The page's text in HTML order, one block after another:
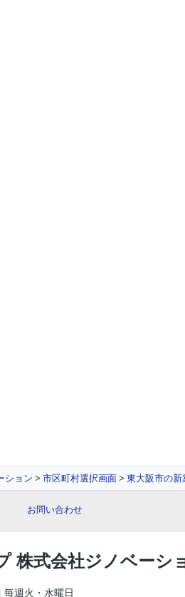
ション 市区町村選択画面 東大阪市の新
お問い合わせ
株式会社ジノベーシ
毎週火・水曜日